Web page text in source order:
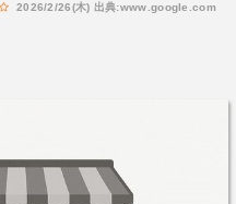
2026/2/26(木) 出典:www.google.com